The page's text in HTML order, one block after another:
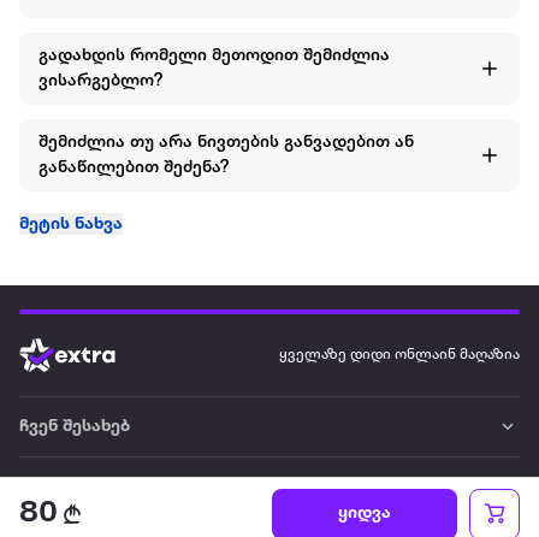
არ ფუჭდება.
80 ყიდვა
გადახდის რომელი მეთოდით შემიძლია
ვისარგებლო?
შემიძლია თუ არა ნივთების განვადებით ან
განაწილებით შეძენა?
მეტის ნახვა
ყველაზე დიდი ონლაინ მაღაზია
ჩვენ შესახებ